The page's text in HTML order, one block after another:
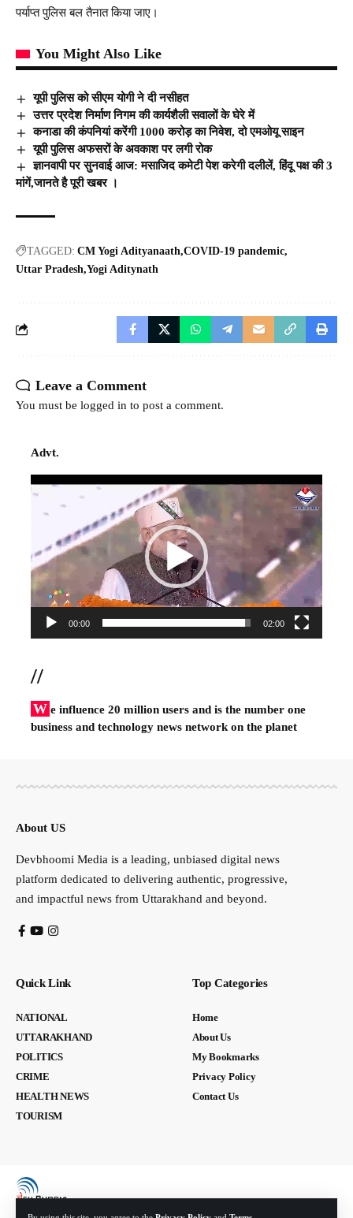
पर्याप्त पुलिस बल तैनात किया जाए।
You Might Also Like
यूपी पुलिस को सीएम योगी ने दी नसीहत
उत्तर प्रदेश निर्माण निगम की कार्यशैली सवालों के घेरे में
कनाडा की कंपनियां करेंगी 1000 करोड़ का निवेश, दो एमओयू साइन
यूपी पुलिस अफसरों के अवकाश पर लगी रोक
ज्ञानवापी पर सुनवाई आज: मसाजिद कमेटी पेश करेगी दलीलें, हिंदू पक्ष की 3
मांगें,जानते है पूरी खबर ।
TAGGED: CM Yogi Adityanaath COVID-19 pandemic
Uttar Pradesh Yogi Aditynath
Leave a Comment
You must be logged in to post a comment.
Advt.
Video
00:00 02:00
//
W e influence 20 million users and is the number one
business and technology news network on the planet
About US
Devbhoomi Media is a leading, unbiased digital news
platform dedicated to delivering authentic, progressive,
and impactful news from Uttarakhand and beyond.
Quick Link
NATIONAL
UTTARAKHAND
POLITICS
CRIME
HEALTH NEWS
TOURISM
Top Categories
Home
About Us
My Bookmarks
Privacy Policy
Contact Us